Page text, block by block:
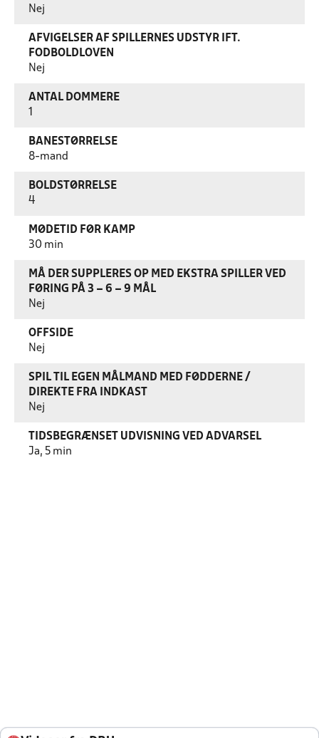
Nej
AFVIGELSER AF SPILLERNES UDSTYR IFT.
FODBOLDLOVEN
Nej
ANTAL DOMMERE
BANESTØRRELSE
8-mand
BOLDSTØRRELSE
4
MØDETID FØR KAMP
30 min
MÅ DER SUPPLERES OP MED EKSTRA SPILLER VED
FØRING PÅ 3 – 6 – 9 MÅL
Nej
OFFSIDE
Nej
SPIL TIL EGEN MÅLMAND MED FØDDERNE /
DIREKTE FRA INDKAST
Nej
TIDSBEGRÆNSET UDVISNING VED ADVARSEL
Ja, 5 min